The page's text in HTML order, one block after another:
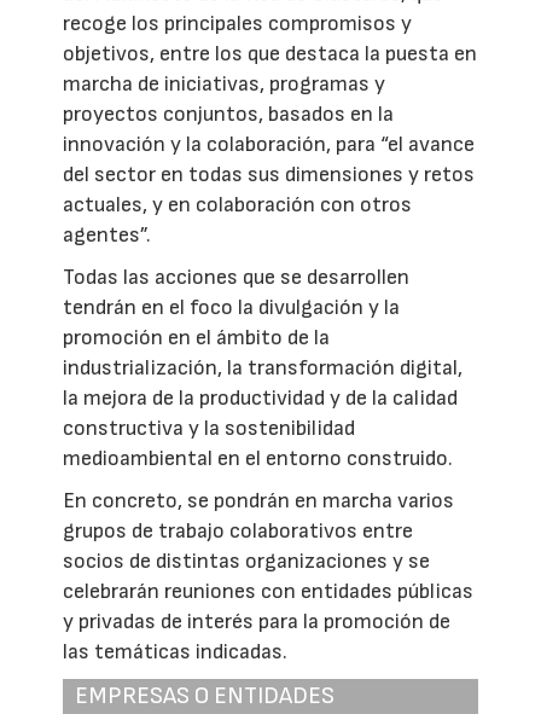
recoge los principales compromisos y
objetivos, entre los que destaca la puesta en
marcha de iniciativas, programas y
proyectos conjuntos, basados en la
innovación y la colaboración, para “el avance
del sector en todas sus dimensiones y retos
actuales, y en colaboración con otros
agentes”.
Todas las acciones que se desarrollen
tendrán en el foco la divulgación y la
promoción en el ámbito de la
industrialización, la transformación digital,
la mejora de la productividad y de la calidad
constructiva y la sostenibilidad
medioambiental en el entorno construido.
En concreto, se pondrán en marcha varios
grupos de trabajo colaborativos entre
socios de distintas organizaciones y se
celebrarán reuniones con entidades públicas
y privadas de interés para la promoción de
las temáticas indicadas.
EMPRESAS O ENTIDADES